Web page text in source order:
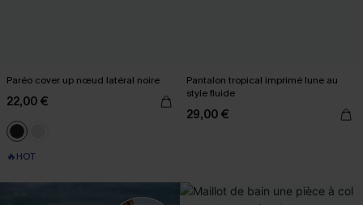
Paréo cover up nœud latéral noire
22,00 €
🔥HOT
Pantalon tropical imprimé lune au
style fluide
29,00 €